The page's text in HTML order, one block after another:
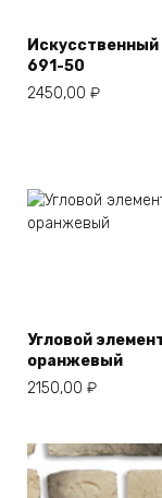
Искусственный
691-50
2450,00 ₽
Угловой
оранжевый
2150,00 ₽